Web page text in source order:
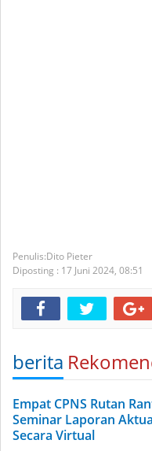
Dito Pieter
Diposting : 17 Juni 2024, 08:51
berita
Empat CPNS Rutan
Seminar Laporan
Secara Virtual